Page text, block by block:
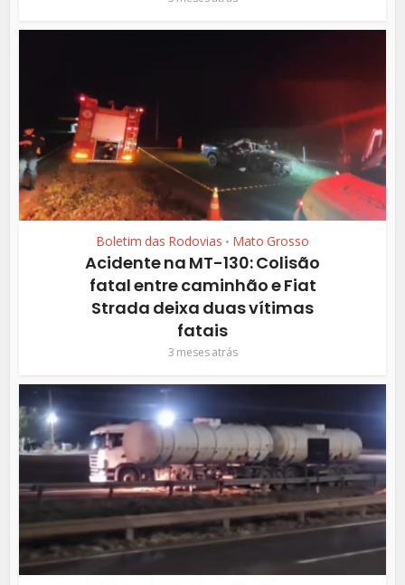
Boletim das Rodovias • Mato Grosso
Acidente na MT-130: Colisão
fatal entre caminhão e Fiat
Strada deixa duas vítimas
fatais
3 meses atrás